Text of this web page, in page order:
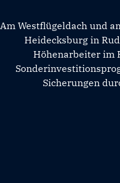
Am Westflügeldach und
Heidecksburg in
Höhenarbeiter im
Sicherungen